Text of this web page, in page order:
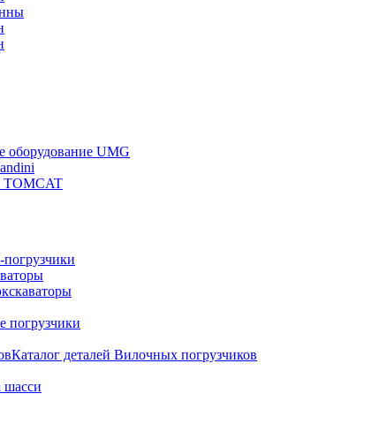
оборудование UMG
TOMCAT
погрузчики
Каталог деталей Вилочных погрузчиков
шасси